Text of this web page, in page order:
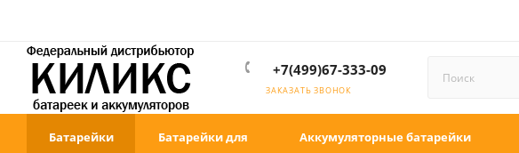
+7(499)67-333-09
ЗАКАЗАТЬ ЗВОНОК
Батарейки Батарейки для Аккумуляторные батарейки